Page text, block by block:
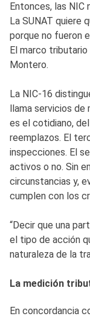
Entonces, las NIC
La SUNAT quiere
porque no fueron
El marco
Montero.
La NIC-16
llama servicios
es el cotidiano,
reemplazos. El
inspecciones. El
activos o no. Sin
circunstancias y,
cumplen con los
“Decir que una
el tipo de acción
naturaleza de la
La medición
En concordancia